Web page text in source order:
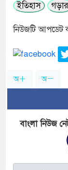
ইতিহাস
গড়ার
নিউজটি আপডেট
অ অ
বাংলা নিউজ